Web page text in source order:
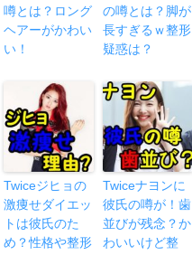
噂とは？ロング
ヘアーがかわい
い！
の噂とは？脚が
長すぎるｗ整形
疑惑は？
Twiceジヒョの
激痩せダイエッ
トは彼氏のた
め？性格や整形
Twiceナヨンに
彼氏の噂が！歯
並びが残念？か
わいいけど整